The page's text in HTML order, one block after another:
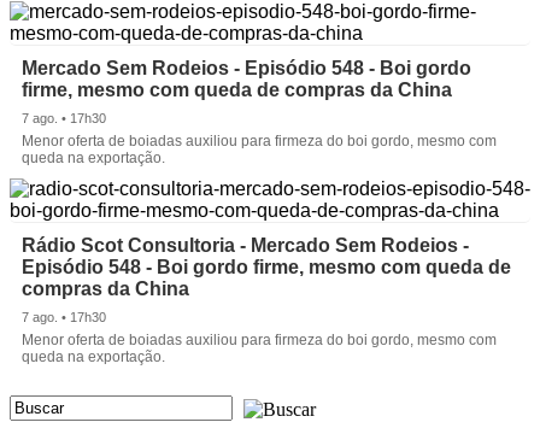
Mercado Sem Rodeios - Episódio 548 - Boi gordo
firme, mesmo com queda de compras da China
7 ago. • 17h30
Menor oferta de boiadas auxiliou para firmeza do boi gordo, mesmo com
queda na exportação.
Rádio Scot Consultoria - Mercado Sem Rodeios -
Episódio 548 - Boi gordo firme, mesmo com queda de
compras da China
7 ago. • 17h30
Menor oferta de boiadas auxiliou para firmeza do boi gordo, mesmo com
queda na exportação.